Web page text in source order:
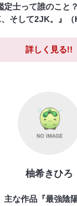
定士って誰のこ
そして2JK。』（
詳しく見る!!
柚希きひろ
主な作品『最強